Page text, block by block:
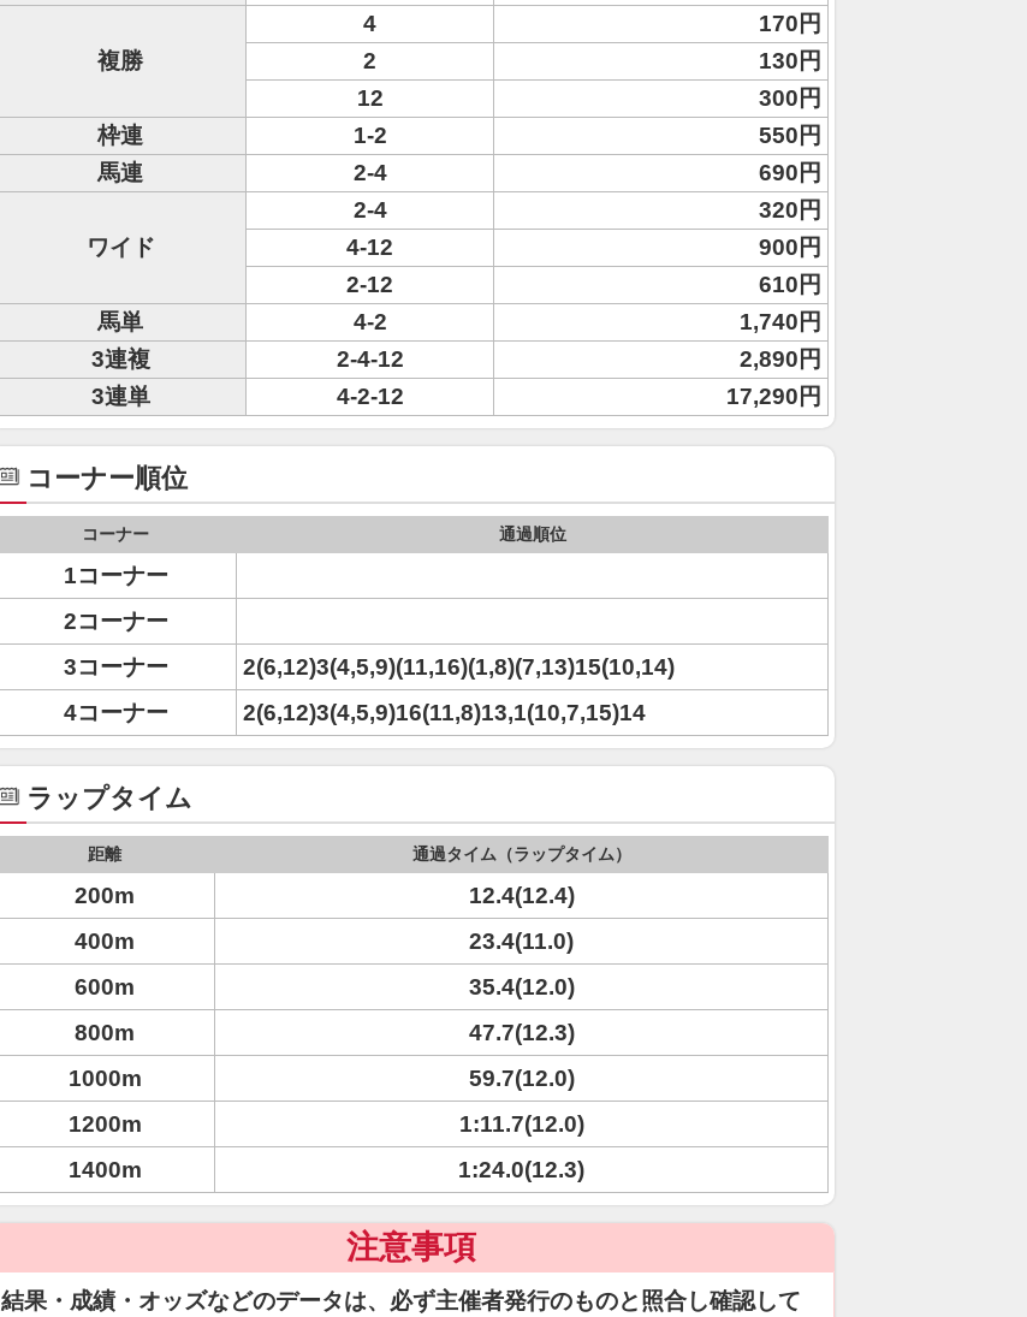
複勝
4
170円
2
130円
12
300円
枠連
1-2
550円
馬連
2-4 690円
ワイド
2-4
320円
4-12
900円
2-12
610円
馬単
4-2
1,740円
3連複
2-4-12
2,890円
3連単
4-2-12 17,290円
コーナー順位
コーナー 通過順位
1コーナー
2コーナー
3コーナー
2(6,12)3(4,5,9)(11,16)(1,8)(7,13)15(10,14)
4コーナー
2(6,12)3(4,5,9)16(11,8)13,1(10,7,15)14
ラップタイム
距離 通過タイム（ラップタイム）
200m
12.4(12.4)
400m
23.4(11.0)
600m
35.4(12.0)
800m
47.7(12.3)
1000m
59.7(12.0)
1200m
1:11.7(12.0)
1400m
1:24.0(12.3)
注意事項
結果・成績・オッズなどのデータは、必ず主催者発行のものと照合し確認して